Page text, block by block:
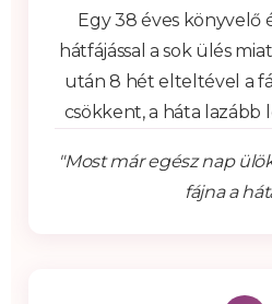
Egy 38 éves
hátfájással a sok ülés
után 8 hét elteltével a
csökkent, a háta lazább
"Most már egész nap
fájna a